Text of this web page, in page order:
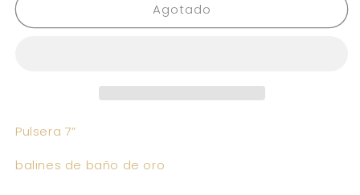
PR
PR
Agotado
Pulsera 7”
balines de baño de oro